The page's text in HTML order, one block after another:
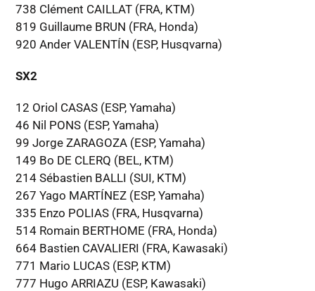
738 Clément CAILLAT (FRA, KTM)
819 Guillaume BRUN (FRA, Honda)
920 Ander VALENTÍN (ESP, Husqvarna)
SX2
12 Oriol CASAS (ESP, Yamaha)
46 Nil PONS (ESP, Yamaha)
99 Jorge ZARAGOZA (ESP, Yamaha)
149 Bo DE CLERQ (BEL, KTM)
214 Sébastien BALLI (SUI, KTM)
267 Yago MARTÍNEZ (ESP, Yamaha)
335 Enzo POLIAS (FRA, Husqvarna)
514 Romain BERTHOME (FRA, Honda)
664 Bastien CAVALIERI (FRA, Kawasaki)
771 Mario LUCAS (ESP, KTM)
777 Hugo ARRIAZU (ESP, Kawasaki)